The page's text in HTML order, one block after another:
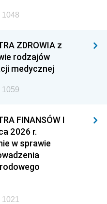
1048
ZDROWIA z
rodzajów
medycznej
1059
FINANSÓW I
2026 r.
w sprawie